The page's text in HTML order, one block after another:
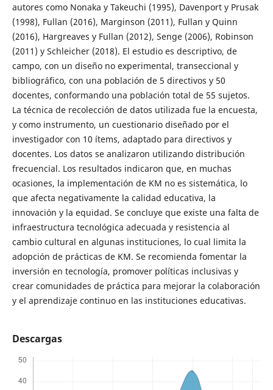
autores como Nonaka y Takeuchi (1995), Davenport y Prusak
(1998), Fullan (2016), Marginson (2011), Fullan y Quinn
(2016), Hargreaves y Fullan (2012), Senge (2006), Robinson
(2011) y Schleicher (2018). El estudio es descriptivo, de
campo, con un diseño no experimental, transeccional y
bibliográfico, con una población de 5 directivos y 50
docentes, conformando una población total de 55 sujetos.
La técnica de recolección de datos utilizada fue la encuesta,
y como instrumento, un cuestionario diseñado por el
investigador con 10 ítems, adaptado para directivos y
docentes. Los datos se analizaron utilizando distribución
frecuencial. Los resultados indicaron que, en muchas
ocasiones, la implementación de KM no es sistemática, lo
que afecta negativamente la calidad educativa, la
innovación y la equidad. Se concluye que existe una falta de
infraestructura tecnológica adecuada y resistencia al
cambio cultural en algunas instituciones, lo cual limita la
adopción de prácticas de KM. Se recomienda fomentar la
inversión en tecnología, promover políticas inclusivas y
crear comunidades de práctica para mejorar la colaboración
y el aprendizaje continuo en las instituciones educativas.
Descargas